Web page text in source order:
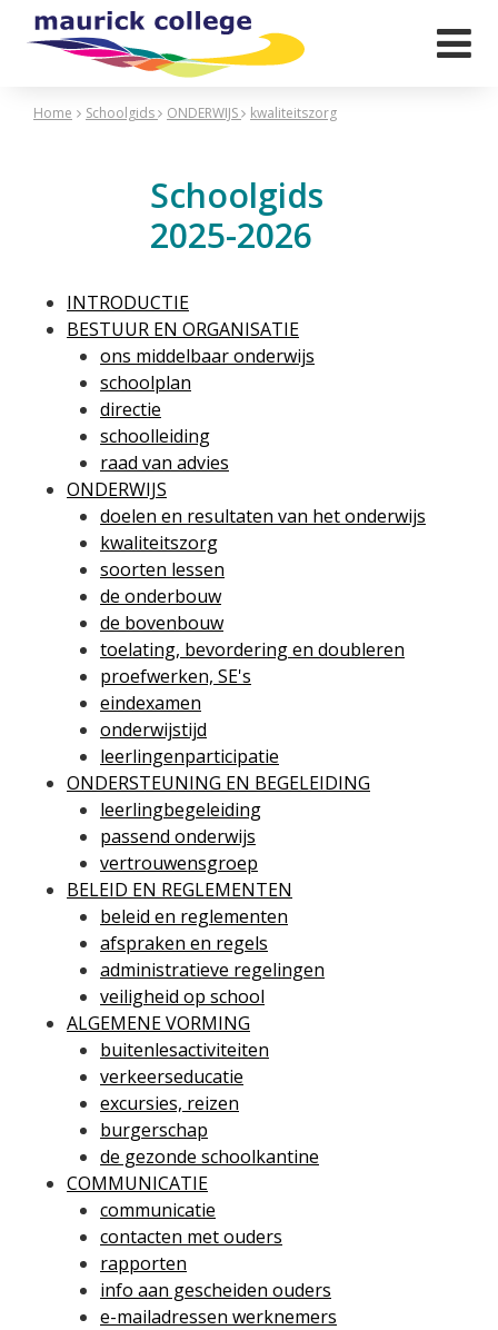

Home Schoolgids ONDERWIJS kwaliteitszorg
Schoolgids
2025-2026
INTRODUCTIE
BESTUUR EN ORGANISATIE
ons middelbaar onderwijs
schoolplan
directie
schoolleiding
raad van advies
ONDERWIJS
doelen en resultaten van het onderwijs
kwaliteitszorg
soorten lessen
de onderbouw
de bovenbouw
toelating, bevordering en doubleren
proefwerken, SE's
eindexamen
onderwijstijd
leerlingenparticipatie
ONDERSTEUNING EN BEGELEIDING
leerlingbegeleiding
passend onderwijs
vertrouwensgroep
BELEID EN REGLEMENTEN
beleid en reglementen
afspraken en regels
administratieve regelingen
veiligheid op school
ALGEMENE VORMING
buitenlesactiviteiten
verkeerseducatie
excursies, reizen
burgerschap
de gezonde schoolkantine
COMMUNICATIE
communicatie
contacten met ouders
rapporten
info aan gescheiden ouders
e-mailadressen werknemers